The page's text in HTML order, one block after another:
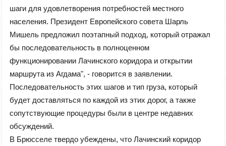
шаги для удовлетворения потребностей местного
населения. Президент Европейского совета Шарль
Мишель предложил поэтапный подход, который отражал
бы последовательность в полноценном
функционировании Лачинского коридора и открытии
маршрута из Агдама", - говорится в заявлении.
Последовательность этих шагов и тип груза, который
будет доставляться по каждой из этих дорог, а также
сопутствующие процедуры были в центре недавних
обсуждений.
В Брюсселе твердо убеждены, что Лачинский коридор